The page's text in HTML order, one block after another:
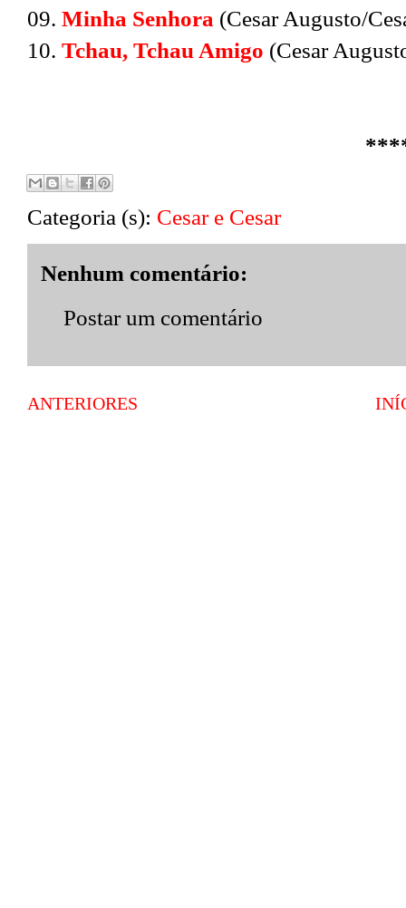
09. Minha Senhora (Cesar Augusto/
10. Tchau, Tchau Amigo (Cesar
Categoria (s): Cesar e Cesar
Nenhum comentário:
Postar um comentário
ANTERIORES